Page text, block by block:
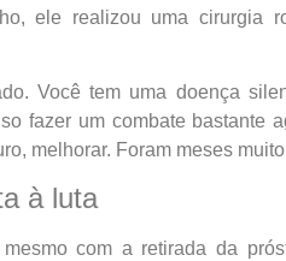
ele realizou uma cirurgia
Você tem uma doença
fazer um combate bastante
melhorar. Foram meses
à luta
com a retirada da